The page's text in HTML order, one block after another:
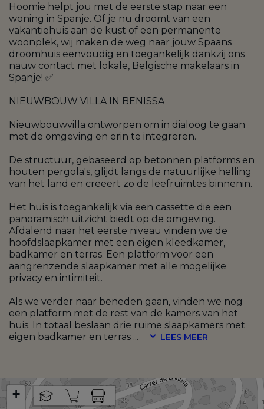
Hoomie helpt jou met de eerste stap naar een
woning in Spanje. Of je nu droomt van een
vakantiehuis aan de kust of een permanente
woonplek, wij maken de weg naar jouw Spaans
droomhuis eenvoudig en toegankelijk dankzij ons
nauw contact met lokale, Belgische makelaars in
Spanje! ✅
NIEUWBOUW VILLA IN BENISSA
Nieuwbouwvilla ontworpen om in dialoog te gaan
met de omgeving en erin te integreren.
De structuur, gebaseerd op betonnen platforms en
houten pergola's, glijdt langs de natuurlijke helling
van het land en creëert zo de leefruimtes binnenin.
Het huis is toegankelijk via een cassette die een
panoramisch uitzicht biedt op de omgeving.
Afdalend naar het eerste niveau vinden we de
hoofdslaapkamer met een eigen kleedkamer,
badkamer en terras. Een platform voor een
aangrenzende slaapkamer met alle mogelijke
privacy en intimiteit.
Als we verder naar beneden gaan, vinden we nog
een platform met de rest van de kamers van het
huis. In totaal beslaan drie ruime slaapkamers met
eigen badkamer en terras ... LEES MEER
+